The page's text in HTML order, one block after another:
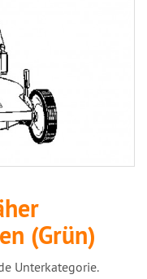
(Grün)
Unterkategorie.